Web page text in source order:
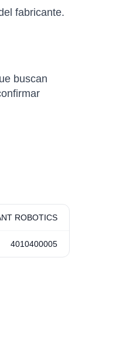
fabricante.
buscan
ROBOTICS
4010400005